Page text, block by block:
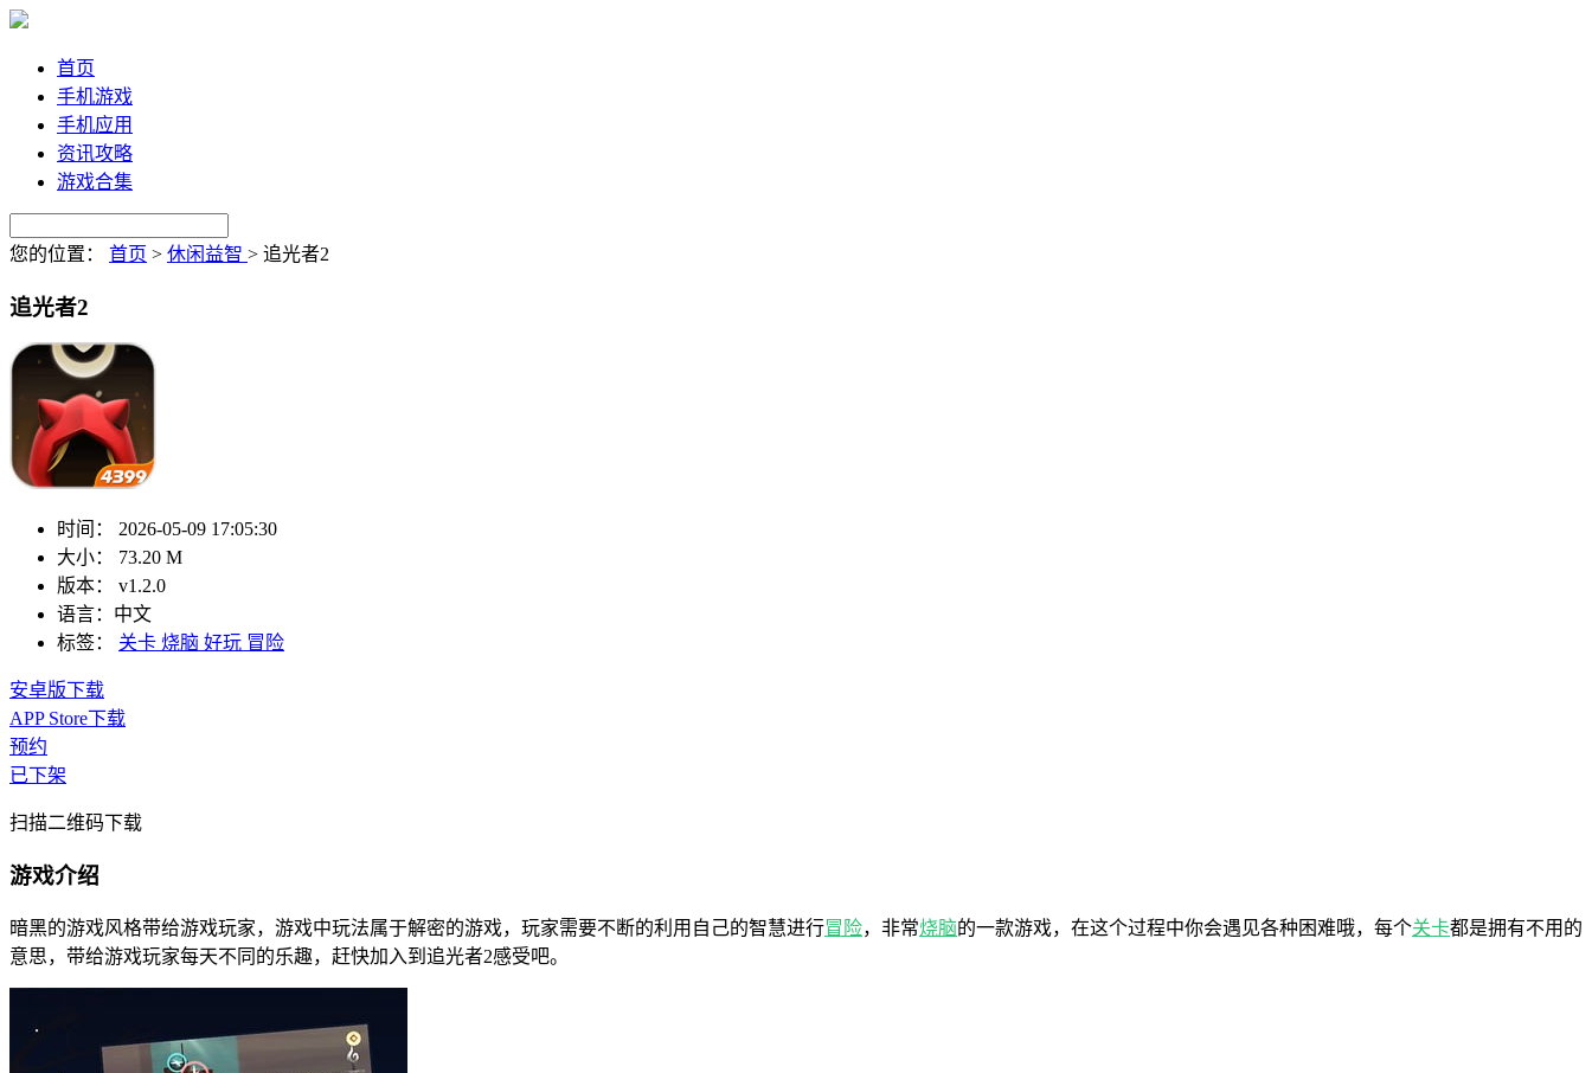
首页
手机游戏
手机应用
资讯攻略
游戏合集
您的位置： 首页 > 休闲益智 > 追光者2
追光者2
时间：
2026-05-09 17:05:30
大小：
73.20 M
版本：
v1.2.0
语言： 中文
标签：
关卡 烧脑 好玩 冒险
安卓版下载
APP Store下载
预约
已下架
扫描二维码下载
游戏介绍
暗黑的游戏风格带给游戏玩家，游戏中玩法属于解密的游戏，玩家需要不断的利用自己的智慧进行冒险，非常烧脑的一款游戏，在这个过程中你会遇见各种困难哦，每个关卡都是拥有不用的
意思，带给游戏玩家每天不同的乐趣，赶快加入到追光者2感受吧。